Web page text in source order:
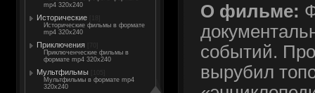
mp4 320x240
Исторические
Исторические фильмы в формате
mp4 320x240
Приключения
Приключенческие фильмы в
формате mp4 320x240
Мультфильмы
Мультфильмы в формате mp4
320x240
О фильме:
событий.
вырубил